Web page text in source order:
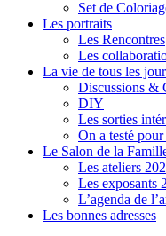
Set de
Les portraits
Les Rencontres
Les
La vie de tous les
Discussions &
DIY
Les sorties
On a testé
Le Salon de la
Les ateliers
Les exposants
L’agenda de
Les bonnes adresses